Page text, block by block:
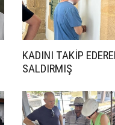
KADINI TAKİP
SALDIRMIŞ